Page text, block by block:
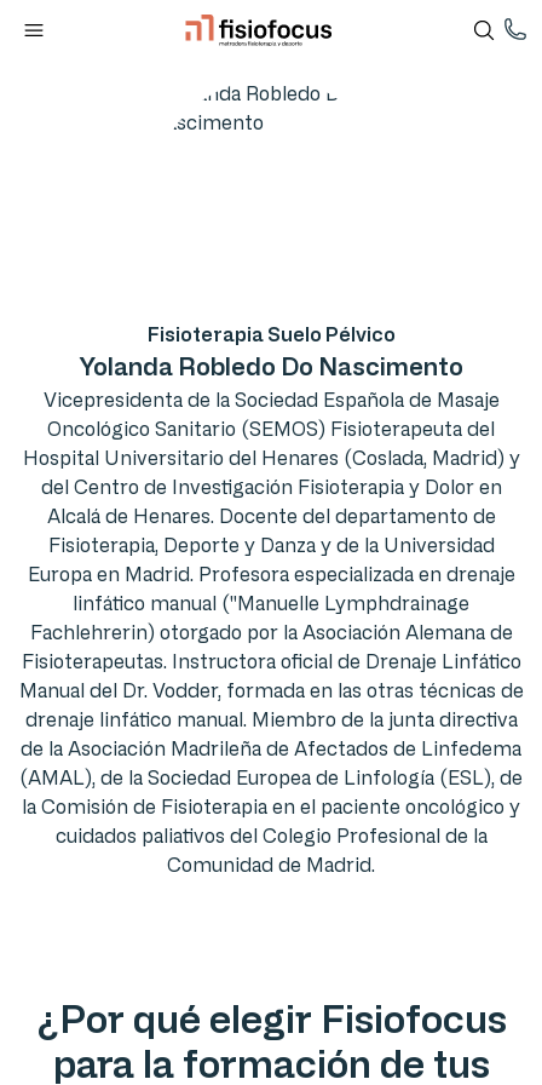
Fisioterapia Suelo Pélvico
Yolanda Robledo Do Nascimento
Vicepresidenta de la Sociedad Española de Masaje
Oncológico Sanitario (SEMOS) Fisioterapeuta del
Hospital Universitario del Henares (Coslada, Madrid) y
del Centro de Investigación Fisioterapia y Dolor en
Alcalá de Henares. Docente del departamento de
Fisioterapia, Deporte y Danza y de la Universidad
Europa en Madrid. Profesora especializada en drenaje
linfático manual ("Manuelle Lymphdrainage
Fachlehrerin) otorgado por la Asociación Alemana de
Fisioterapeutas. Instructora oficial de Drenaje Linfático
Manual del Dr. Vodder, formada en las otras técnicas de
drenaje linfático manual. Miembro de la junta directiva
de la Asociación Madrileña de Afectados de Linfedema
(AMAL), de la Sociedad Europea de Linfología (ESL), de
la Comisión de Fisioterapia en el paciente oncológico y
cuidados paliativos del Colegio Profesional de la
Comunidad de Madrid.
¿Por qué elegir Fisiofocus
para la formación de tus